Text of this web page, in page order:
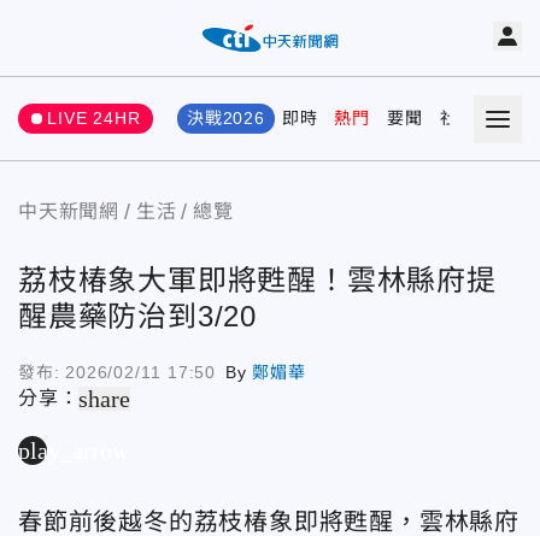
LIVE 24HR 決戰2026 即時 熱門 要聞 社會 娛樂
中天新聞網 生活 總覽
荔枝椿象大軍即將甦醒！雲林縣府提
醒農藥防治到3/20
發布: 2026/02/11 17:50 By鄭媚華
分享：share
play_arrow
春節前後越冬的荔枝椿象即將甦醒，雲林縣府